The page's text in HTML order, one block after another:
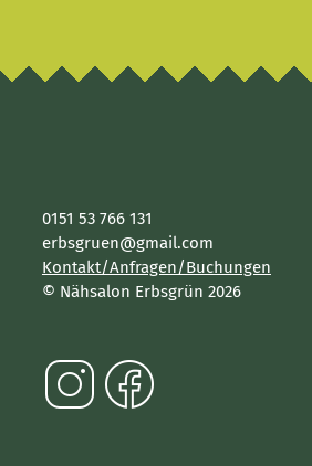
0151 53 766 131
erbsgruen@gmail.com
Kontakt/Anfragen/Buchungen
© Nähsalon Erbsgrün 2026